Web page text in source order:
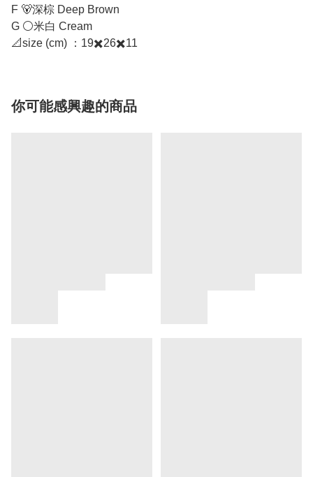
F 🐻深棕 Deep Brown
G ⚪米白 Cream
📐size (cm) ：19✖️26✖️11
你可能感興趣的商品